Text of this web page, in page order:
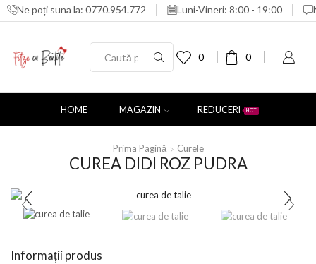
Ne poți suna la: 0770.954.772 Luni-Vineri: 8:00 - 19:00
0 0
HOME MAGAZIN REDUCERI HOT
Prima Pagină Curele
CUREA DIDI ROZ PUDRA
Informații produs